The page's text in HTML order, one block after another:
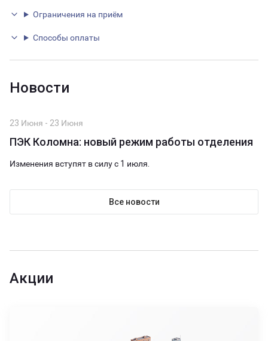
Ограничения на приём
Способы оплаты
Новости
23 Июня - 23 Июня
ПЭК Коломна: новый режим работы отделения
Изменения вступят в силу с 1 июля.
Все новости
Акции